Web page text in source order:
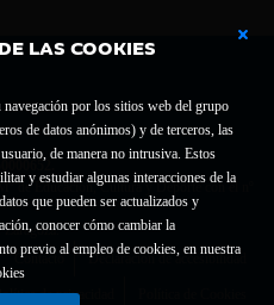
LAS COOKIES
por los sitios web del grupo
de datos anónimos) y de terceros, las
de manera no intrusiva. Estos
y estudiar algunas interacciones de la
que pueden ser actualizados y
conocer cómo cambiar la
previo al empleo de cookies, en nuestra
de Educación, Cultura y Deporte con el nº
Zaragoza.
Contacto
Declaración de accesibilidad
de privacidad